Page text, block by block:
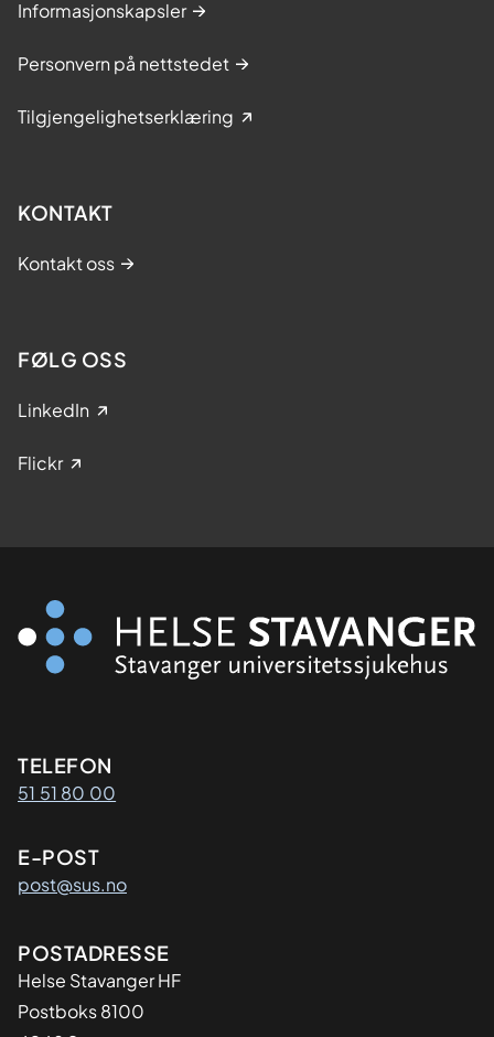
Informasjonskapsler
Personvern på nettstedet
Tilgjengelighetserklæring
KONTAKT
Kontakt oss
FØLG OSS
LinkedIn
Flickr
Kontaktinformasjon
TELEFON
51 51 80 00
E-POST
post@sus.no
Adresse
POSTADRESSE
Helse Stavanger HF
Postboks 8100